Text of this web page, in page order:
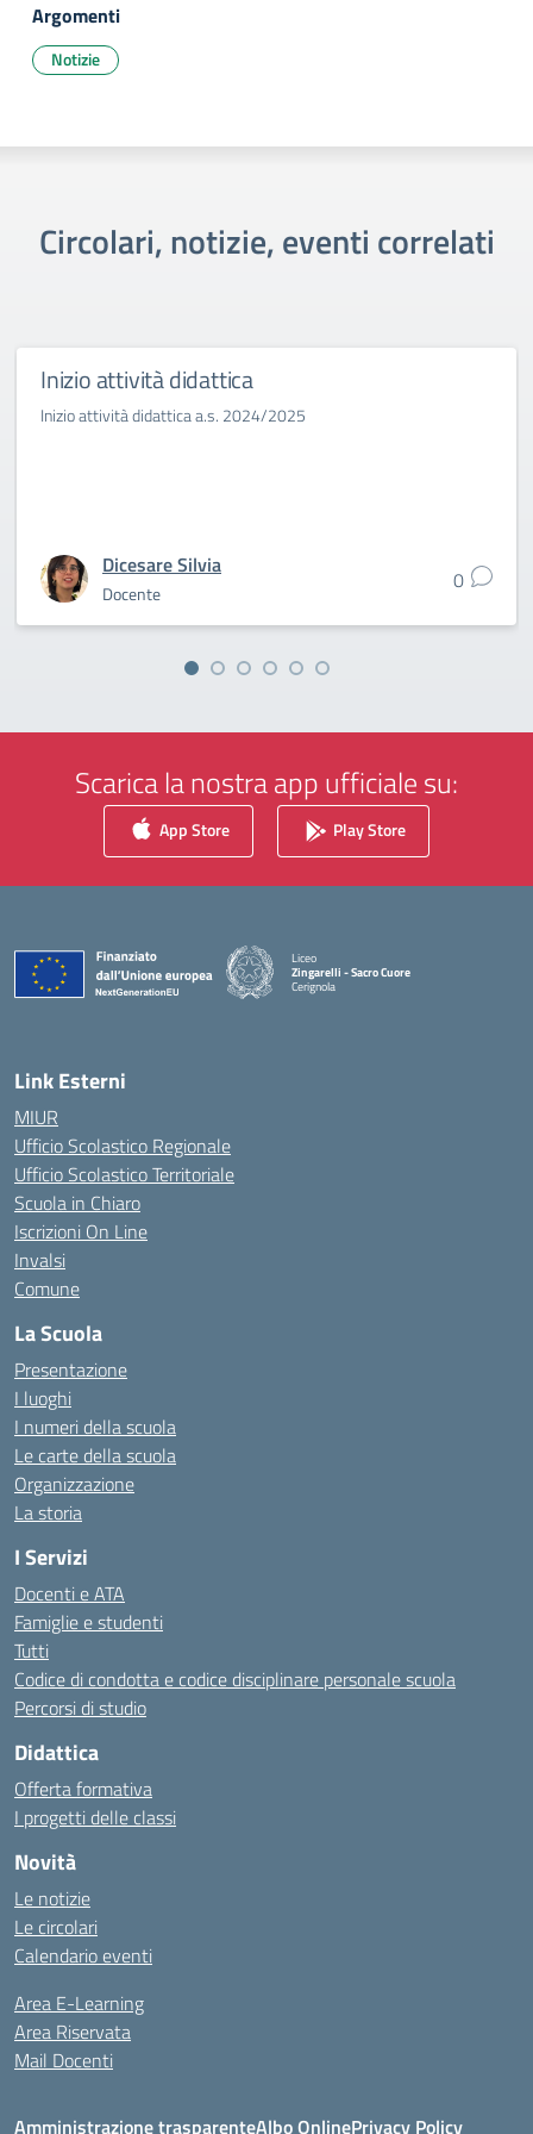
Argomenti
Notizie
Circolari, notizie, eventi correlati
Inizio attività didattica
Inizio attività didattica a.s. 2024/2025
Dicesare Silvia
Docente 0
Scarica la nostra app ufficiale su:
App Store Play Store
Liceo
Zingarelli - Sacro Cuore
Cerignola
— Visita la pagina iniziale della scuola
Link Esterni
MIUR
Ufficio Scolastico Regionale
Ufficio Scolastico Territoriale
Scuola in Chiaro
Iscrizioni On Line
Invalsi
Comune
La Scuola
Presentazione
I luoghi
I numeri della scuola
Le carte della scuola
Organizzazione
La storia
I Servizi
Docenti e ATA
Famiglie e studenti
Tutti
Codice di condotta e codice disciplinare personale scuola
Percorsi di studio
Didattica
Offerta formativa
I progetti delle classi
Novità
Le notizie
Le circolari
Calendario eventi
Area E-Learning
Area Riservata
Mail Docenti
Amministrazione trasparenteAlbo OnlinePrivacy Policy